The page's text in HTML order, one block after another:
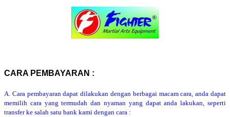
CARA PEMBAYARAN :
A. Cara pembayaran dapat dilakukan dengan berbagai macam cara, anda dapat
memilih cara yang termudah dan nyaman yang dapat anda lakukan, seperti
transfer ke salah satu bank kami dengan cara :